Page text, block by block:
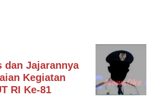
dan Jajarannya
Kegiatan
RI Ke-81